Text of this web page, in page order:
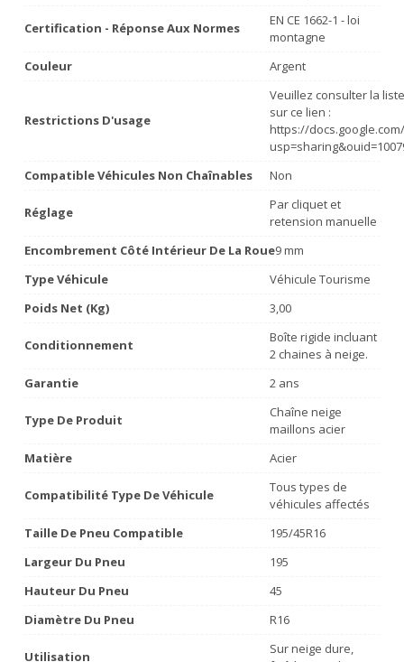
Certification - Réponse Aux Normes
EN CE 1662-1 - loi
montagne
Couleur
Argent
Restrictions D'usage
Veuillez consulter la
sur ce lien :
https://
Compatible Véhicules Non Chaînables
Non
Réglage
Par cliquet et
retension manuelle
Encombrement Côté Intérieur De La Roue9 mm
Type Véhicule
Véhicule Tourisme
Poids Net (Kg)
3,00
Conditionnement
Boîte rigide incluant
2 chaines à neige.
Garantie
2 ans
Type De Produit
Chaîne neige
maillons acier
Matière
Acier
Compatibilité Type De Véhicule
Tous types de
véhicules affectés
Taille De Pneu Compatible
195/45R16
Largeur Du Pneu
195
Hauteur Du Pneu
45
Diamètre Du Pneu
R16
Utilisation
Sur neige dure,